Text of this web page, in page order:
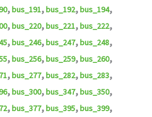
,bus_191,bus_192,bus_194,
,bus_220,bus_221,bus_222,
,bus_246,bus_247,bus_248,
,bus_256,bus_259,bus_260,
,bus_277,bus_282,bus_283,
,bus_300,bus_347,bus_350,
,bus_377,bus_395,bus_399,